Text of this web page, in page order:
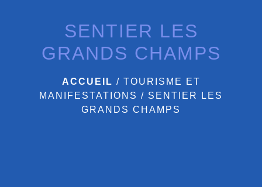
SENTIER LES
GRANDS CHAMPS
ACCUEIL / TOURISME ET
MANIFESTATIONS / SENTIER LES
GRANDS CHAMPS